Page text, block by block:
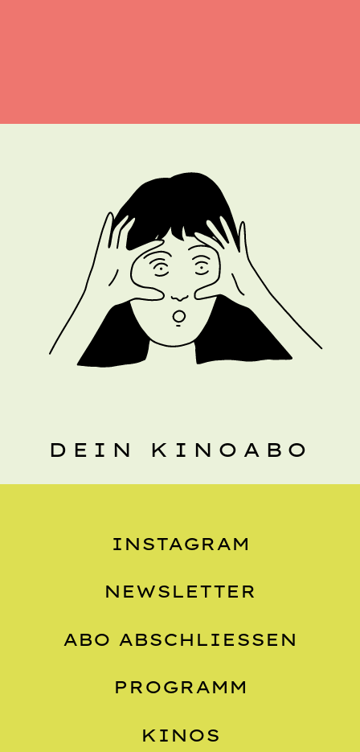
DEIN KINOABO
INSTAGRAM
NEWSLETTER
ABO ABSCHLIESSEN
PROGRAMM
KINOS